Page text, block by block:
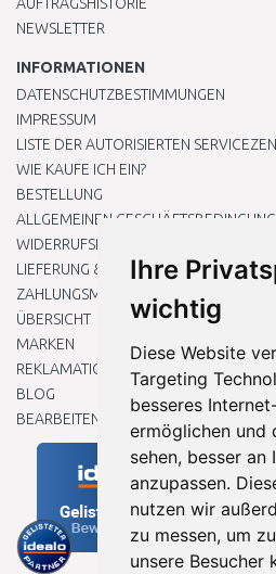
Ihre
wichtig
Diese Website
Targeting
besseres
ermöglichen und
sehen, besser an
anzupassen.
nutzen wir
zu messen, um
unsere Besucher
NEWSLETTER
INFORMATIONEN
DATENSCHUTZBESTIMMUNGEN
IMPRESSUM
LISTE DER AUTORISIERTEN
WIE KAUFE ICH EIN?
BESTELLUNG
ALLGEMEINEN
WIDERRUFSRECHT
LIEFERUNG & ZAHLUNG
ZAHLUNGSMETHODEN
ÜBERSICHT
MARKEN
REKLAMATIONEN UND RETOUREN
BLOG
BEARBEITEN SIE MEINE COOKIE-